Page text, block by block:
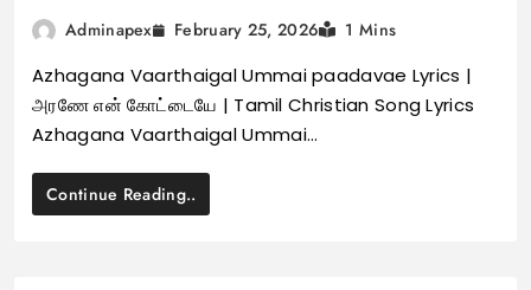
Adminapex February 25, 2026 1 Mins
Azhagana Vaarthaigal Ummai paadavae Lyrics |
அரணே என் கோட்டையே | Tamil Christian Song Lyrics
Azhagana Vaarthaigal Ummai…
Continue Reading..